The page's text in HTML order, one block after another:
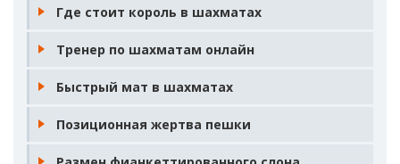
Где стоит король в шахматах
Тренер по шахматам онлайн
Быстрый мат в шахматах
Позиционная жертва пешки